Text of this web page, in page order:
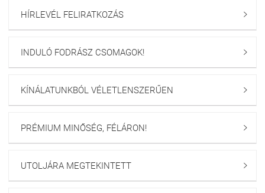
HÍRLEVÉL FELIRATKOZÁS 
INDULÓ FODRÁSZ CSOMAGOK! 
KÍNÁLATUNKBÓL VÉLETLENSZERŰEN 
PRÉMIUM MINŐSÉG, FÉLÁRON! 
UTOLJÁRA MEGTEKINTETT 